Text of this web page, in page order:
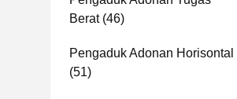
Berat(46)
Pengaduk Adonan Horisontal
(51)